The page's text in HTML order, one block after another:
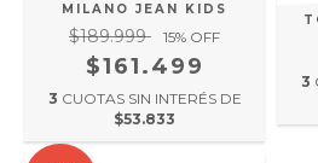
MILANO JEAN KIDS
$189.999 15% OFF
$161.499
3 CUOTAS SIN INTERÉS DE
$53.833
3